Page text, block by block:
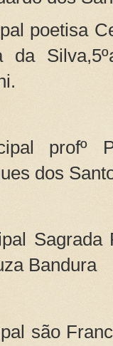
poetisa
da
profº
dos
Sagrada
Bandura
são